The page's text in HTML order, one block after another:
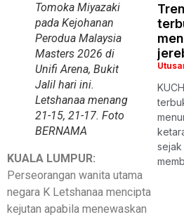
Tomoka Miyazaki
pada Kejohanan
Perodua Malaysia
Masters 2026 di
Unifi Arena, Bukit
Jalil hari ini.
Letshanaa menang
21-15, 21-17. Foto
BERNAMA
KUALA LUMPUR:
Perseorangan wanita utama
negara K Letshanaa mencipta
kejutan apabila menewaskan
sejak